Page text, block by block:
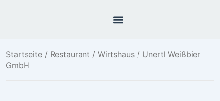
Startseite / Restaurant / Wirtshaus / Unertl Weißbier
GmbH